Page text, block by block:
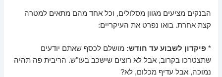
הבנקים מציעים מגוון מסלולים, וכל אחד מהם מתאים למטרה
קצת אחרת. בואו נפרט את העיקריים:
* פיקדון לשבוע עד חודש: מושלם לכסף שאתם יודעים
שתצטרכו בקרוב, אבל לא רוצים שישכב בעו"ש. הריבית פה תהיה
נמוכה, אבל עדיף מכלום, לא?